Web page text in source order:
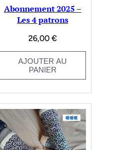
Abonnement 2025 –
Les 4 patrons
26,00 €
AJOUTER AU
PANIER